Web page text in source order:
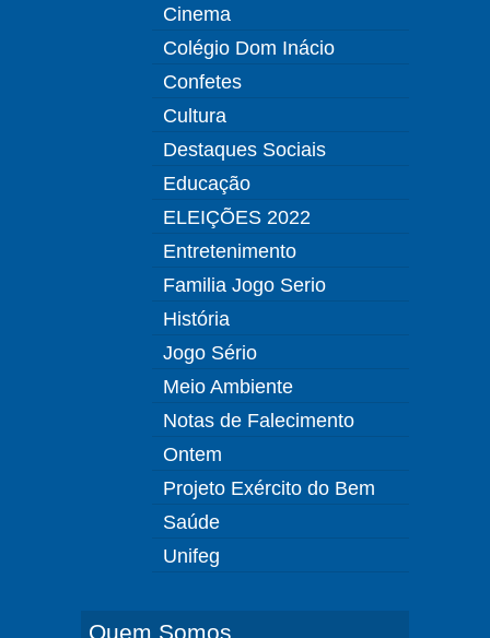
Cinema
Colégio Dom Inácio
Confetes
Cultura
Destaques Sociais
Educação
ELEIÇÕES 2022
Entretenimento
Familia Jogo Serio
História
Jogo Sério
Meio Ambiente
Notas de Falecimento
Ontem
Projeto Exército do Bem
Saúde
Unifeg
Quem Somos